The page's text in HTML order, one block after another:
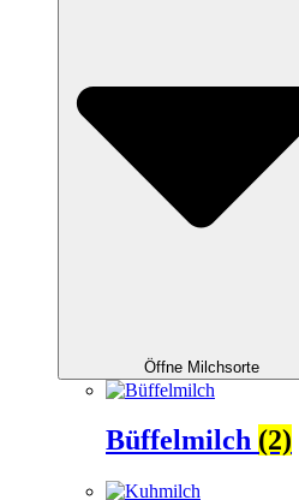
Öffne Milchsorte
Büffelmilch (2)